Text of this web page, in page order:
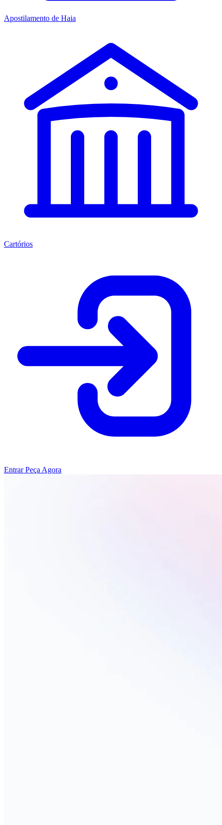
Apostilamento de Haia
Cartórios
Entrar Peça Agora